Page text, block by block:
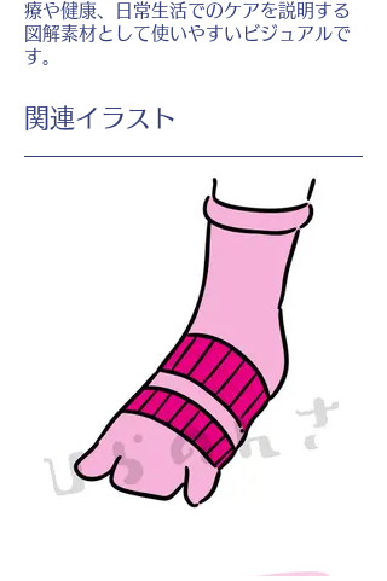
療や健康、日常生活でのケアを説明する
図解素材として使いやすいビジュアルで
す。
​関連イラスト